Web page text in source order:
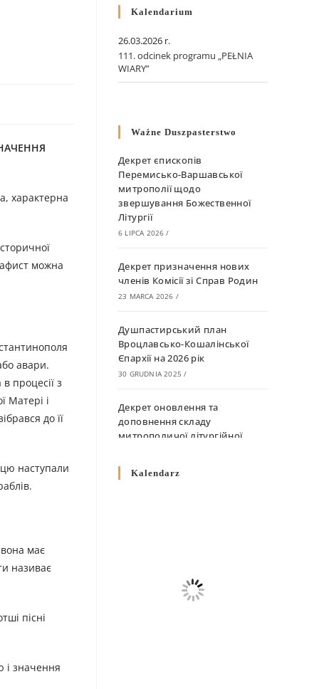
характерна
можна
авари.
процесії з
Матері і
до її
наступали
має
називає
пісні
і значення
Kalendarium
26.03.2026 r.
111. odcinek programu „PEŁNIA
WIARY”
Ważne Duszpasterstwo
Декрет єпископів
Перемисько-Варшавської
митрополії щодо
звершування Божественної
Літургії
6 LIPCA 2026 /
Декрет призначення нових
членів Комісії зі Справ Родин
23 MARCA 2026 /
Душпастирський план
Вроцлавсько-Кошалінської
Єпархії на 2026 рік
30 GRUDNIA 2025 /
Декрет оновлення та
доповнення складу
митрополичої літургійної
10 GRUDNIA 2025
Декрет про відзначення
Великодня і всіх рухомих
Kalendarz